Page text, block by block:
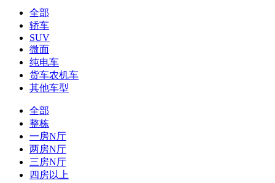
全部
轿车
SUV
微面
纯电车
货车农机车
其他车型
全部
整栋
一房N厅
两房N厅
三房N厅
四房以上